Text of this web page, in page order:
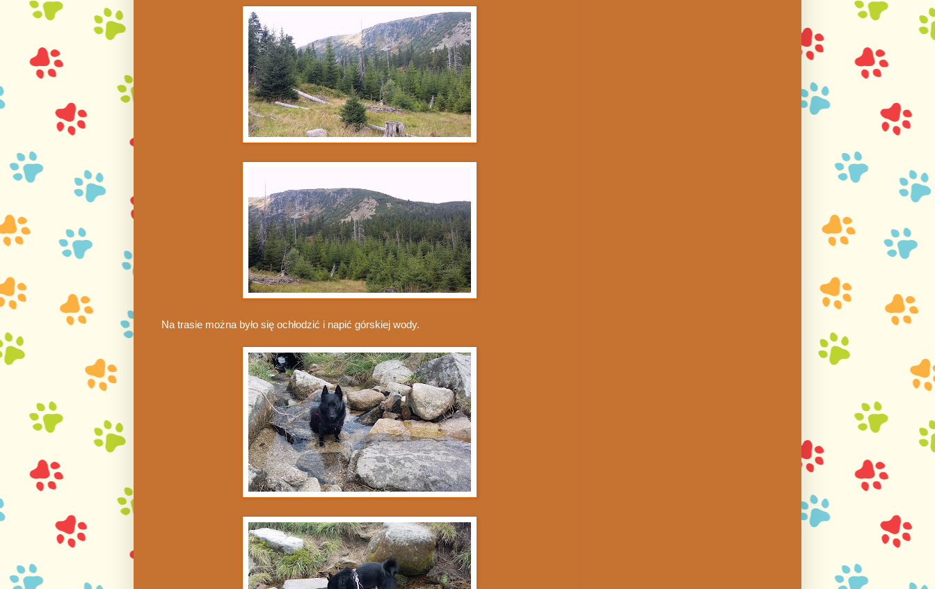
Na trasie można było się ochłodzić i napić górskiej wody.